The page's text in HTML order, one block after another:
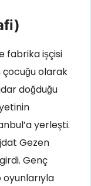
fabrika işçisi
çocuğu olarak
doğduğu
yerleşti.
Gezen
Genç